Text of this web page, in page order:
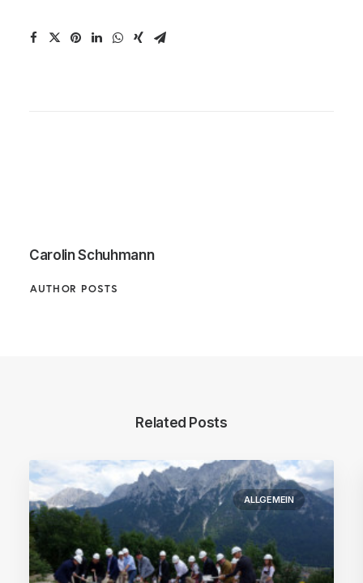
Carolin Schuhmann
AUTHOR POSTS
Related Posts
ALLGEMEIN